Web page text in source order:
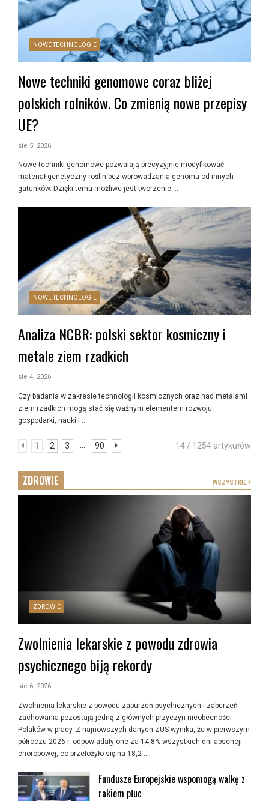
NOWE TECHNOLOGIE
Nowe techniki genomowe coraz bliżej
polskich rolników. Co zmienią nowe przepisy
UE?
sie 5, 2026
Nowe techniki genomowe pozwalają precyzyjnie modyfikować
materiał genetyczny roślin bez wprowadzania genomu od innych
gatunków. Dzięki temu możliwe jest tworzenie …
NOWE TECHNOLOGIE
Analiza NCBR: polski sektor kosmiczny i
metale ziem rzadkich
sie 4, 2026
Czy badania w zakresie technologii kosmicznych oraz nad metalami
ziem rzadkich mogą stać się ważnym elementem rozwoju
gospodarki, nauki i …
1 2 3 90 14 / 1254 artykułów
ZDROWIE WSZYSTKIE
ZDROWIE
Zwolnienia lekarskie z powodu zdrowia
psychicznego biją rekordy
sie 6, 2026
Zwolnienia lekarskie z powodu zaburzeń psychicznych i zaburzeń
zachowania pozostają jedną z głównych przyczyn nieobecności
Polaków w pracy. Z najnowszych danych ZUS wynika, że w pierwszym
półroczu 2026 r. odpowiadały one za 14,8% wszystkich dni absencji
chorobowej, co przełożyło się na 18,2 …
Fundusze Europejskie wspomogą walkę z
rakiem płuc